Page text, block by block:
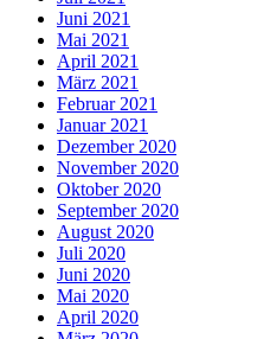
Juni 2021
Mai 2021
April 2021
März 2021
Februar 2021
Januar 2021
Dezember 2020
November 2020
Oktober 2020
September 2020
August 2020
Juli 2020
Juni 2020
Mai 2020
April 2020